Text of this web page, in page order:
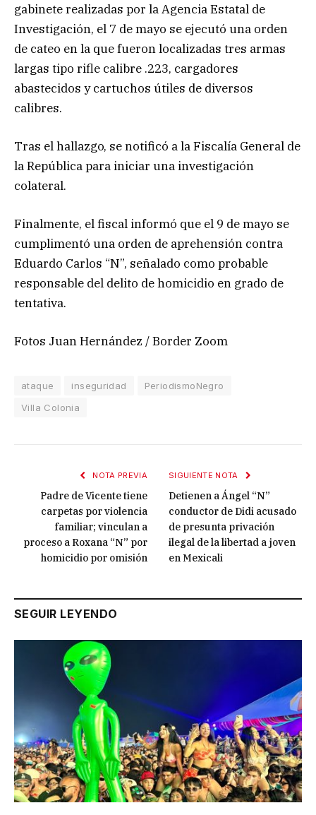
gabinete realizadas por la Agencia Estatal de
Investigación, el 7 de mayo se ejecutó una orden
de cateo en la que fueron localizadas tres armas
largas tipo rifle calibre .223, cargadores
abastecidos y cartuchos útiles de diversos
calibres.
Tras el hallazgo, se notificó a la Fiscalía General de
la República para iniciar una investigación
colateral.
Finalmente, el fiscal informó que el 9 de mayo se
cumplimentó una orden de aprehensión contra
Eduardo Carlos “N”, señalado como probable
responsable del delito de homicidio en grado de
tentativa.
Fotos Juan Hernández / Border Zoom
ataque inseguridad
PeriodismoNegro
Villa Colonia
NOTA PREVIA
Padre de Vicente tiene
carpetas por violencia
familiar; vinculan a
proceso a Roxana “N” por
homicidio por omisión
SIGUIENTE NOTA
Detienen a Ángel “N”
conductor de Didi acusado
de presunta privación
ilegal de la libertad a joven
en Mexicali
SEGUIR LEYENDO